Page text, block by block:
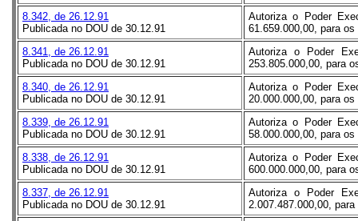
8.342, de 26.12.91
Publicada no DOU de 30.12.91
Autoriza o Poder
61.659.000,00, para
8.341, de 26.12.91
Publicada no DOU de 30.12.91
Autoriza o Poder
253.805.000,00, para
8.340, de 26.12.91
Publicada no DOU de 30.12.91
Autoriza o Poder
20.000.000,00, para
8.339, de 26.12.91
Publicada no DOU de 30.12.91
Autoriza o Poder
58.000.000,00, para
8.338, de 26.12.91
Publicada no DOU de 30.12.91
Autoriza o Poder
600.000.000,00, para
8.337, de 26.12.91
Publicada no DOU de 30.12.91
Autoriza o Poder
2.007.487.000,00,